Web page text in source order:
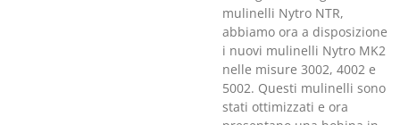
mulinelli Nytro NTR,
abbiamo ora a disposizione
i nuovi mulinelli Nytro MK2
nelle misure 3002, 4002 e
5002. Questi mulinelli sono
stati ottimizzati e ora